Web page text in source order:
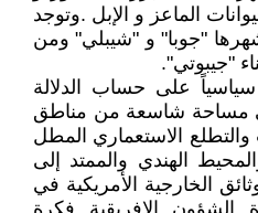
الماعز و الإبل .وتوجد
"جوبا" و "شيبلي" ومن
"جيبوتي".
على حساب الدلالة
مساحة شاسعة من مناطق
والتطلع الاستعماري المطل
الهندي والممتد إلى
الخارجية الأمريكية في